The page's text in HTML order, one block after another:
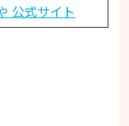
公式サイト